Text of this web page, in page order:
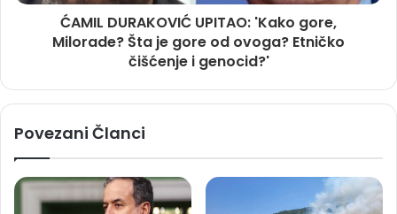
ĆAMIL DURAKOVIĆ UPITAO: 'Kako gore,
Milorade? Šta je gore od ovoga? Etničko
čišćenje i genocid?'
Povezani Članci